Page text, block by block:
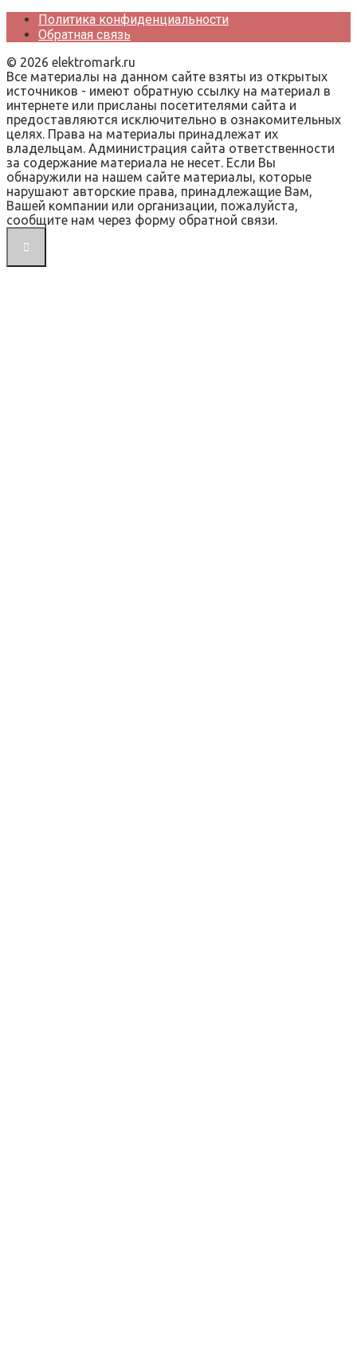
Политика конфиденциальности
Обратная связь
© 2026 elektromark.ru
Все материалы на данном сайте взяты из открытых
источников - имеют обратную ссылку на материал в
интернете или присланы посетителями сайта и
предоставляются исключительно в ознакомительных
целях. Права на материалы принадлежат их
владельцам. Администрация сайта ответственности
за содержание материала не несет. Если Вы
обнаружили на нашем сайте материалы, которые
нарушают авторские права, принадлежащие Вам,
Вашей компании или организации, пожалуйста,
сообщите нам через форму обратной связи.